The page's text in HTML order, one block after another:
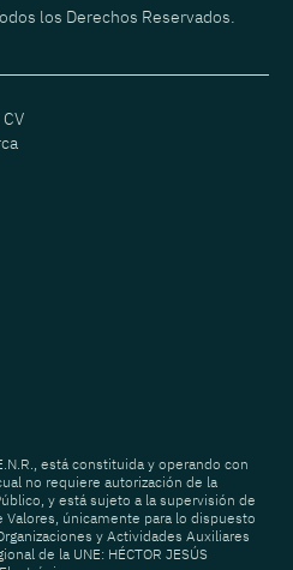
los Derechos Reservados.
está constituida y operando con
no requiere autorización de la
y está sujeto a la supervisión de
Valores, únicamente para lo dispuesto
y Actividades Auxiliares
de la UNE: HÉCTOR JESÚS